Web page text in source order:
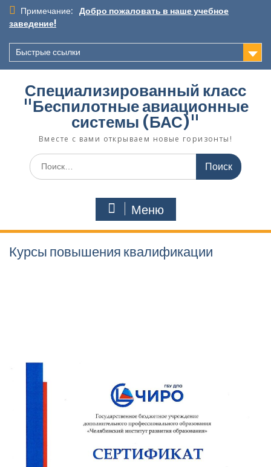
Перейти
содержимому
Примечание:
Добро пожаловать в наше учебное
заведение!
Быстрые ссылки
Специализированный класс
"Беспилотные авиационные
системы (БАС)"
Вместе с вами открываем новые горизонты!
Поиск
по:
Меню
Курсы повышения квалификации